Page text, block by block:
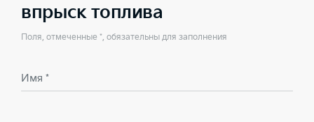
впрыск топлива
Поля, отмеченные *, обязательны для заполнения
Имя *